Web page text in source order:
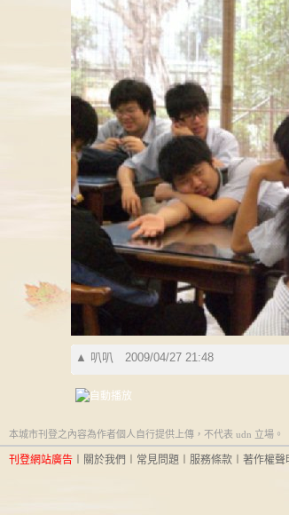
▲ 叭叭 2009/04/27 21:48
本城市刊登之內容為作者個人自行提供上傳，不代表 udn 立場。
刊登網站廣告 關於我們 常見問題 服務條款 著作權聲